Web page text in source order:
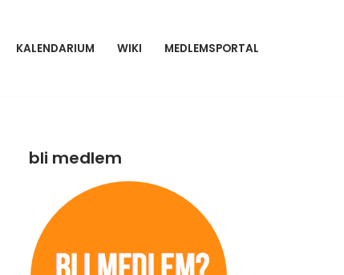
KALENDARIUM WIKI MEDLEMSPORTAL
bli medlem